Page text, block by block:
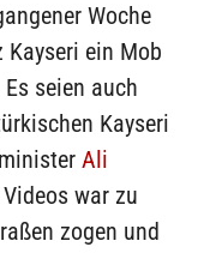
Woche
ein Mob
seien auch
Kayseri
Ali
war zu
zogen und